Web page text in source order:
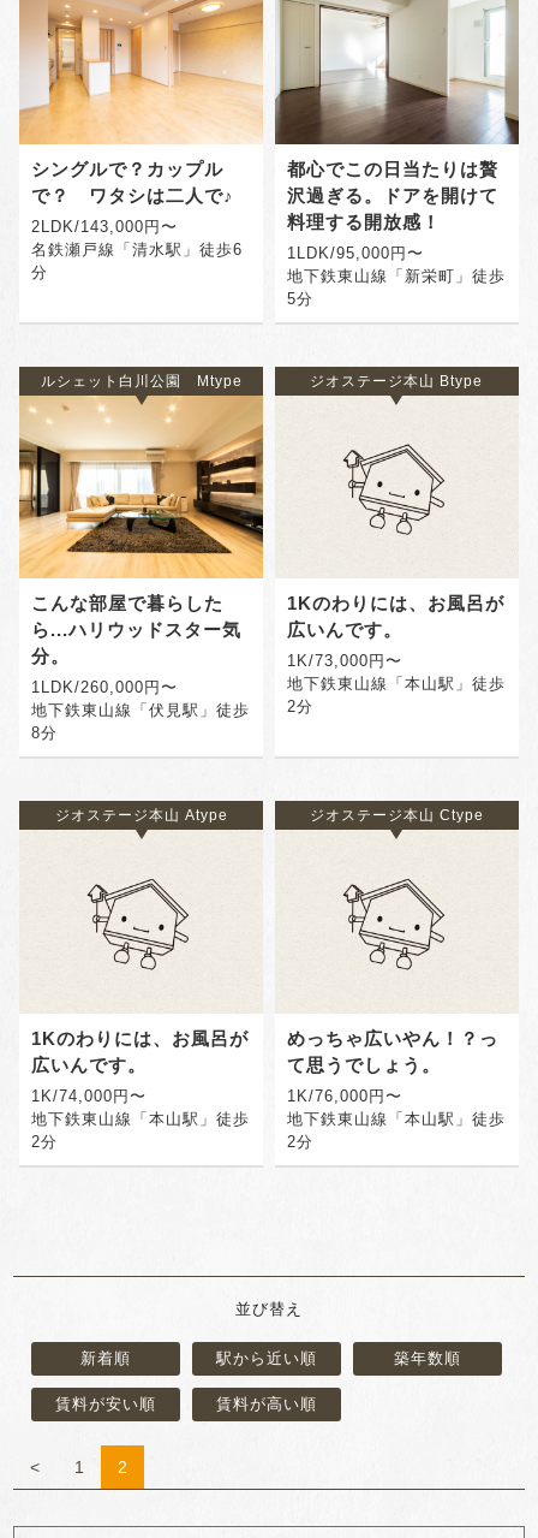
シングルで？カップル
で？ ワタシは二人で♪
2LDK/143,000円〜
名鉄瀬戸線「清水駅」徒歩6
分
都心でこの日当たりは贅
沢過ぎる。ドアを開けて
料理する開放感！
1LDK/95,000円〜
地下鉄東山線「新栄町」徒歩
5分
ルシェット白川公園 Mtype
こんな部屋で暮らした
ら...ハリウッドスター気
分。
1LDK/260,000円〜
地下鉄東山線「伏見駅」徒歩
8分
ジオステージ本山 Btype
1Kのわりには、お風呂が
広いんです。
1K/73,000円〜
地下鉄東山線「本山駅」徒歩
2分
ジオステージ本山 Atype
1Kのわりには、お風呂が
広いんです。
1K/74,000円〜
地下鉄東山線「本山駅」徒歩
2分
ジオステージ本山 Ctype
めっちゃ広いやん！？っ
て思うでしょう。
1K/76,000円〜
地下鉄東山線「本山駅」徒歩
2分
並び替え
新着順 駅から近い順 築年数順
賃料が安い順 賃料が高い順
< 1 2